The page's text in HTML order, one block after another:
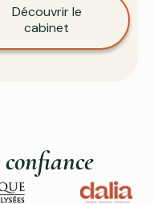
Découvrir le
cabinet
confiance